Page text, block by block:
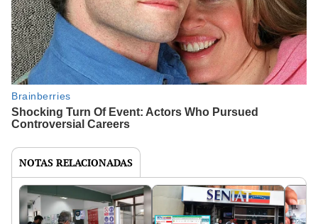
NOTAS RELACIONADAS